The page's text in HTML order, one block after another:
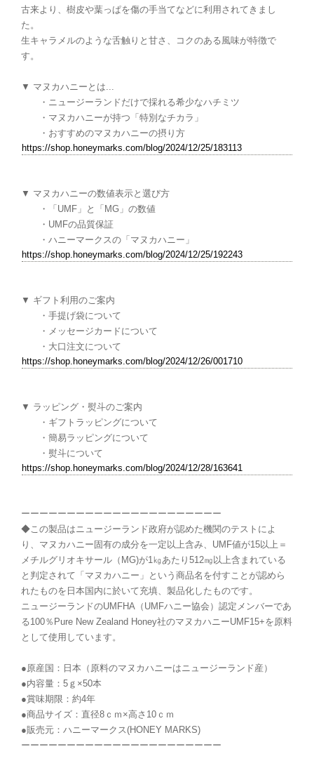
古来より、樹皮や葉っぱを傷の手当てなどに利用されてきまし
た。
生キャラメルのような舌触りと甘さ、コクのある風味が特徴で
す。
▼ マヌカハニーとは...
・ニュージーランドだけで採れる希少なハチミツ
・マヌカハニーが持つ「特別なチカラ」
・おすすめのマヌカハニーの摂り方
https://shop.honeymarks.com/blog/2024/12/25/183113
▼ マヌカハニーの数値表示と選び方
・「UMF」と「MG」の数値
・UMFの品質保証
・ハニーマークスの「マヌカハニー」
https://shop.honeymarks.com/blog/2024/12/25/192243
▼ ギフト利用のご案内
・手提げ袋について
・メッセージカードについて
・大口注文について
https://shop.honeymarks.com/blog/2024/12/26/001710
▼ ラッピング・熨斗のご案内
・ギフトラッピングについて
・簡易ラッピングについて
・熨斗について
https://shop.honeymarks.com/blog/2024/12/28/163641
ーーーーーーーーーーーーーーーーーーーーーー
◆この製品はニュージーランド政府が認めた機関のテストによ
り、マヌカハニー固有の成分を一定以上含み、UMF値が15以上＝
メチルグリオキサール（MG)が1㎏あたり512㎎以上含まれている
と判定されて「マヌカハニー」という商品名を付すことが認めら
れたものを日本国内に於いて充填、製品化したものです。
ニュージーランドのUMFHA（UMFハニー協会）認定メンバーであ
る100％Pure New Zealand Honey社のマヌカハニーUMF15+を原料
として使用しています。
●原産国：日本（原料のマヌカハニーはニュージーランド産）
●内容量：5ｇ×50本
●賞味期限：約4年
●商品サイズ：直径8ｃｍ×高さ10ｃｍ
●販売元：ハニーマークス(HONEY MARKS)
ーーーーーーーーーーーーーーーーーーーーーー